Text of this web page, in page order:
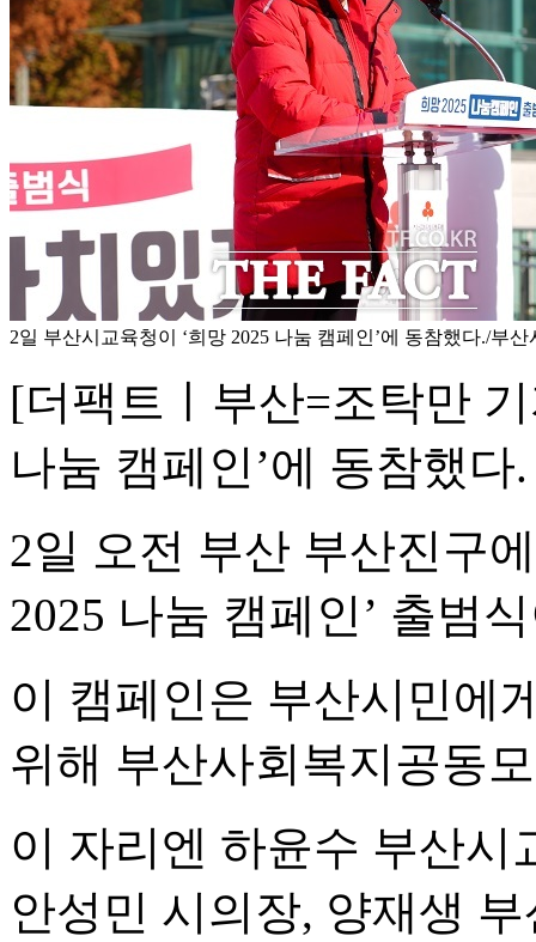
2일 부산시교육청이 ‘희망 2025 나눔 캠페인’에 동참했다./부산
[더팩트ㅣ부산=조탁만
나눔 캠페인’에 동참했다.
2일 오전 부산 부산진구
2025 나눔 캠페인’ 출범
이 캠페인은 부산시민에
위해 부산사회복지공동
이 자리엔 하윤수 부산시
안성민 시의장, 양재생